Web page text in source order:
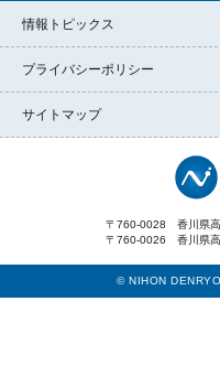
情報トピックス
プライバシーポリシー
サイトマップ
〒760-0028 香川県
〒760-0026 香川県
©NIHON